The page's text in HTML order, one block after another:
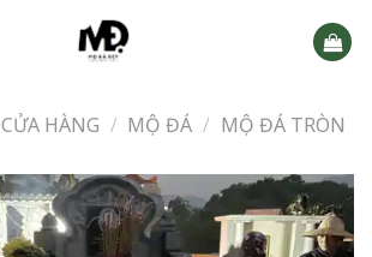
CỬA HÀNG / MỘ ĐÁ / MỘ ĐÁ TRÒN